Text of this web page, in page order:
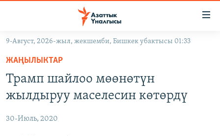
Навигацияга
өтүңүз
Издөөгө
салыңыз
ЭКОНОМИКА
ДҮЙНӨ
БОРБОР АЗИЯ
АТАЙЫН ИЛИКТӨӨ
9-Август, 2026-жыл, жекшемби, Бишкек убактысы 01:33
ЖАҢЫЛЫКТАР
Трамп шайлоо мөөнөтүн
жылдыруу маселесин көтөрдү
30-Июль, 2020